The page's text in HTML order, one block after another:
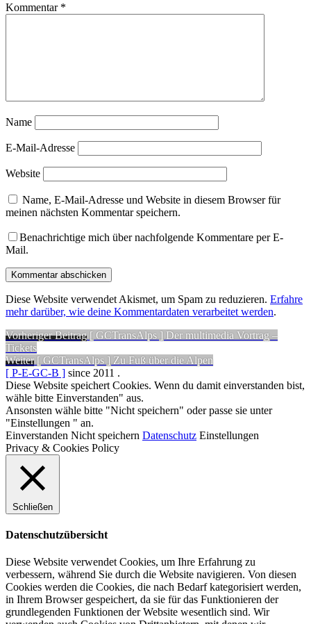
Kommentar *
Name
E-Mail-Adresse
Website
Name, E-Mail-Adresse und Website in diesem Browser für
meinen nächsten Kommentar speichern.
Benachrichtige mich über nachfolgende Kommentare per E-
Mail.
Diese Website verwendet Akismet, um Spam zu reduzieren. Erfahre
mehr darüber, wie deine Kommentardaten verarbeitet werden.
Beitragsnavigation
Vorheriger Beitrag Vorheriger
[ GCTransAlps ] Der multimedia Vortrag –
Tickets
Weiter Nächster
Beitrag:
[ GCTransAlps ] Zu Fuß über die Alpen
[ P-E-GC-B ] since 2011 .
Diese Website speichert Cookies. Wenn du damit einverstanden bist,
wähle bitte Einverstanden" aus.
Ansonsten wähle bitte "Nicht speichern" oder passe sie unter
"Einstellungen " an.
Einverstanden Nicht speichern Datenschutz Einstellungen
Privacy & Cookies Policy
Schließen
Datenschutzübersicht
Diese Website verwendet Cookies, um Ihre Erfahrung zu
verbessern, während Sie durch die Website navigieren. Von diesen
Cookies werden die Cookies, die nach Bedarf kategorisiert werden,
in Ihrem Browser gespeichert, da sie für das Funktionieren der
grundlegenden Funktionen der Website wesentlich sind. Wir